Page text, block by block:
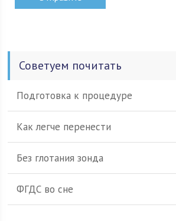
Советуем почитать
Подготовка к процедуре
Как легче перенести
Без глотания зонда
ФГДС во сне